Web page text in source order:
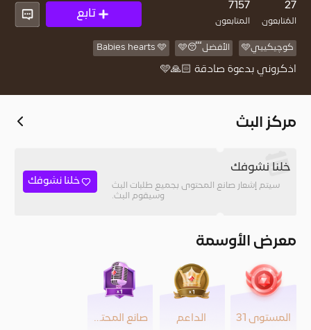
27
المُتابعون
7157
المتابعون
تابع
كوچيكييي🩵 الأفضل😴🩵 Babies hearts 🩵
اذكروني بدعوة صادقة 🙏🏻🩵
مركز البث
خلنا نشوفك
سيتم إشعار صانع المحتوى بجميع طلبات البث
وسيقوم البث.
خلنا نشوفك
معرض الأوسمة
المستوى 31 الداعم صانع المحتوى